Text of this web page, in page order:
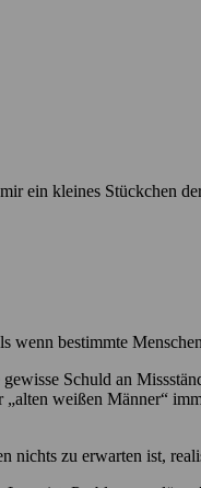
ein kleines Stückchen
bestimmte
Schuld an
weißen Männer“
nichts zu erwarten ist,